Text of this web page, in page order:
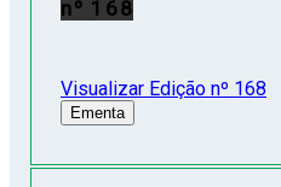
nº 168
Visualizar Edição nº 168
Ementa